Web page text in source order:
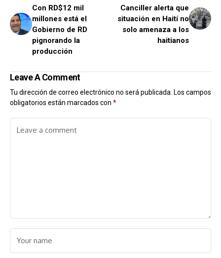
Con RD$12 mil
millones está el
Gobierno de RD
pignorando la
producción
Canciller alerta que
situación en Haití no
solo amenaza a los
haitianos
Leave A Comment
Tu dirección de correo electrónico no será publicada. Los campos
obligatorios están marcados con *